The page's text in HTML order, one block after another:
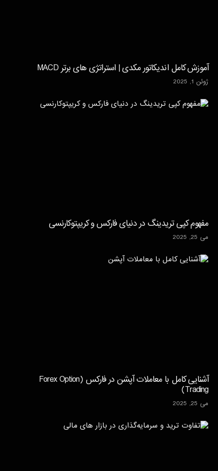
آموزش کامل اندیکاتور مکدی | استراتژی های برتر MACD
ژوئن 1, 2025
مفهوم کپی تریدینگ در دنیای فارکس و کریپتوکارنسی
می 25, 2025
آشنایی کامل با معاملات آپشن در فارکس (Forex Option
Trading)
می 25, 2025